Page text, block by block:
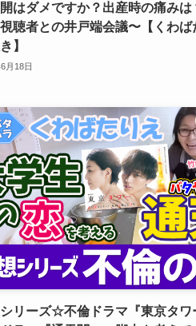
はダメですか？出産時の痛みは
聴者との井戸端会議〜【くわ
】
月18日
リーズ☆不倫ドラマ『東京タワ